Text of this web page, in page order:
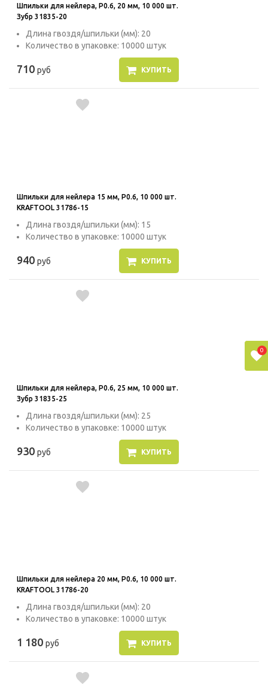
Шпильки для нейлера, P0.6, 20 мм, 10 000 шт.
Зубр 31835-20
Длина гвоздя/шпильки (мм): 20
Количество в упаковке: 10000 штук
710 руб КУПИТЬ
Шпильки для нейлера 15 мм, P0.6, 10 000 шт.
KRAFTOOL 31786-15
Длина гвоздя/шпильки (мм): 15
Количество в упаковке: 10000 штук
940 руб КУПИТЬ
Шпильки для нейлера, P0.6, 25 мм, 10 000 шт.
Зубр 31835-25
Длина гвоздя/шпильки (мм): 25
Количество в упаковке: 10000 штук
930 руб КУПИТЬ
Шпильки для нейлера 20 мм, P0.6, 10 000 шт.
KRAFTOOL 31786-20
Длина гвоздя/шпильки (мм): 20
Количество в упаковке: 10000 штук
1 180 руб КУПИТЬ
0